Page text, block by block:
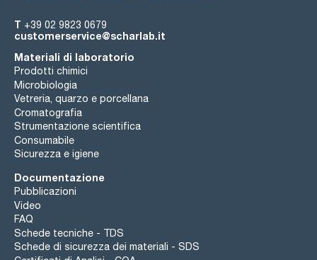
T +39 02 9823 0679
customerservice@scharlab.it
Materiali di laboratorio
Prodotti chimici
Microbiologia
Vetreria, quarzo e porcellana
Cromatografia
Strumentazione scientifica
Consumabile
Sicurezza e igiene
Documentazione
Pubblicazioni
Video
FAQ
Schede tecniche - TDS
Schede di sicurezza dei materiali - SDS